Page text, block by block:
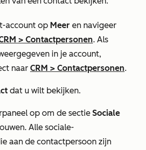
account op Meer en navigeer
> Contactpersonen. Als
in je account,
naar CRM > Contactpersonen.
dat u wilt bekijken.
op om de sectie Sociale
Alle sociale-
aan de contactpersoon zijn